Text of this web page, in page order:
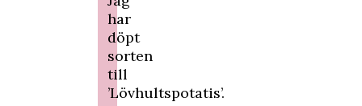
har
döpt
sorten
till
’Lövhultspotatis’.